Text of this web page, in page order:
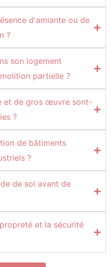
d'amiante ou de
?
son logement
partielle ?
et de gros œuvre sont-
?
de bâtiments
?
de sol avant de
et la sécurité